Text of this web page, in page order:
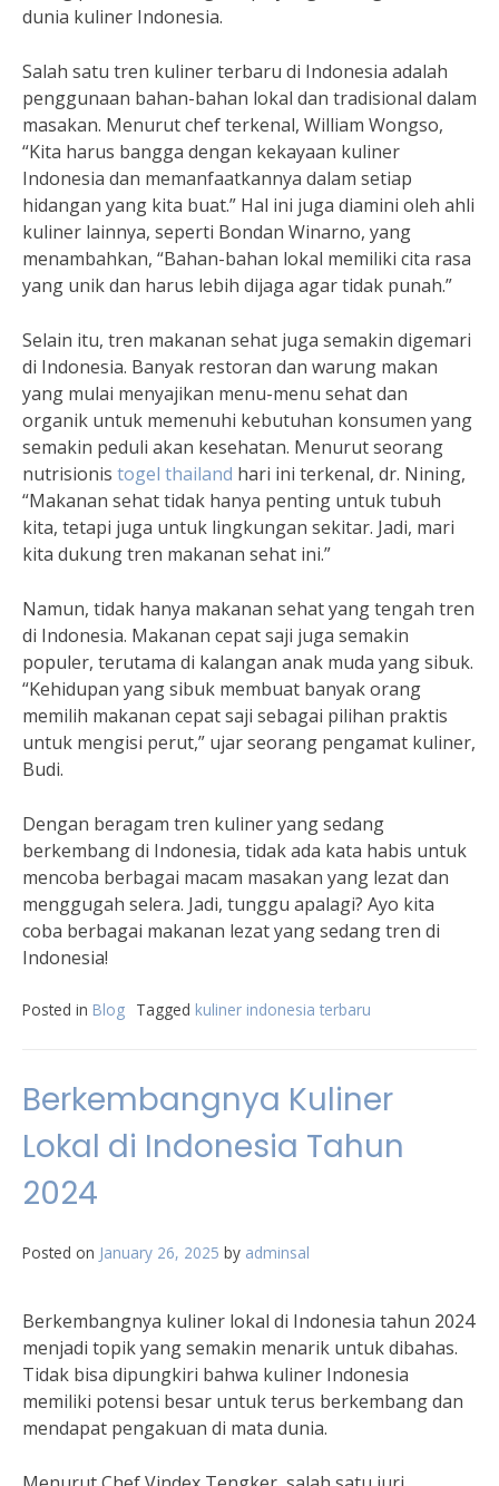
dunia kuliner Indonesia.
Salah satu tren kuliner terbaru di Indonesia adalah
penggunaan bahan-bahan lokal dan tradisional dalam
masakan. Menurut chef terkenal, William Wongso,
“Kita harus bangga dengan kekayaan kuliner
Indonesia dan memanfaatkannya dalam setiap
hidangan yang kita buat.” Hal ini juga diamini oleh ahli
kuliner lainnya, seperti Bondan Winarno, yang
menambahkan, “Bahan-bahan lokal memiliki cita rasa
yang unik dan harus lebih dijaga agar tidak punah.”
Selain itu, tren makanan sehat juga semakin digemari
di Indonesia. Banyak restoran dan warung makan
yang mulai menyajikan menu-menu sehat dan
organik untuk memenuhi kebutuhan konsumen yang
semakin peduli akan kesehatan. Menurut seorang
nutrisionis togel thailand hari ini terkenal, dr. Nining,
“Makanan sehat tidak hanya penting untuk tubuh
kita, tetapi juga untuk lingkungan sekitar. Jadi, mari
kita dukung tren makanan sehat ini.”
Namun, tidak hanya makanan sehat yang tengah tren
di Indonesia. Makanan cepat saji juga semakin
populer, terutama di kalangan anak muda yang sibuk.
“Kehidupan yang sibuk membuat banyak orang
memilih makanan cepat saji sebagai pilihan praktis
untuk mengisi perut,” ujar seorang pengamat kuliner,
Budi.
Dengan beragam tren kuliner yang sedang
berkembang di Indonesia, tidak ada kata habis untuk
mencoba berbagai macam masakan yang lezat dan
menggugah selera. Jadi, tunggu apalagi? Ayo kita
coba berbagai makanan lezat yang sedang tren di
Indonesia!
Posted in Blog Tagged kuliner indonesia terbaru
Berkembangnya Kuliner
Lokal di Indonesia Tahun
2024
Posted on January 26, 2025 by adminsal
Berkembangnya kuliner lokal di Indonesia tahun 2024
menjadi topik yang semakin menarik untuk dibahas.
Tidak bisa dipungkiri bahwa kuliner Indonesia
memiliki potensi besar untuk terus berkembang dan
mendapat pengakuan di mata dunia.